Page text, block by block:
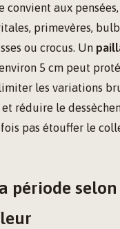
convient aux pensées,
primevères,
ou crocus. Un
5 cm peut
les variations
réduire le
pas étouffer le
période